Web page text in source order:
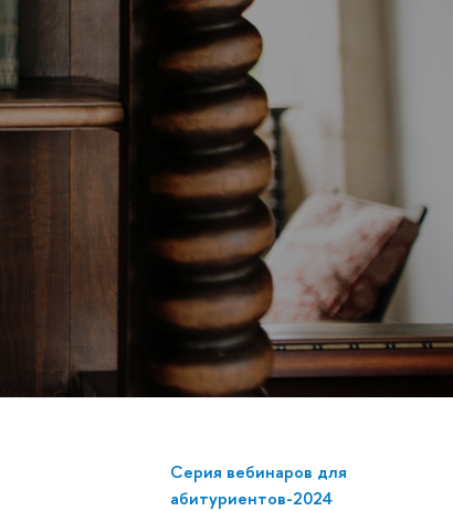
Серия вебинаров для
абитуриентов-2024